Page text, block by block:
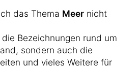
das Thema Meer nicht
Bezeichnungen rund um
sondern auch die
und vieles Weitere für